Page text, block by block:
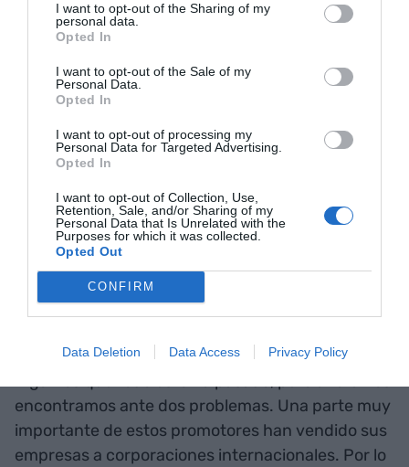
I want to opt-out of the Sharing of my
personal data.
Opted In
I want to opt-out of the Sale of my
Personal Data.
Opted In
I want to opt-out of processing my
Personal Data for Targeted Advertising.
Opted In
I want to opt-out of Collection, Use,
Retention, Sale, and/or Sharing of my
Personal Data that Is Unrelated with the
Purposes for which it was collected.
Opted Out
CONFIRM
Data Deletion Data Access Privacy Policy
otra gran ciudad del mundo tiene un recinto de
tenemos elPalau Sant Jordi , el Estadi Olímpic
Sant Jordi Club
d'Esports
. Más allá de los recintos, se ha
consolidado toda una industria auxiliar de
proveedores excelentes. Y a todo esto hay que
sumarle un factor geográfico: Barcelona está muy
bien posicionada como puerta de entrada al
Estado para las giras internacionales que
recorren Europa.
encontramos ante dos problemas. Una parte muy
importante de estos promotores han vendido sus
empresas a corporaciones internacionales. Por lo